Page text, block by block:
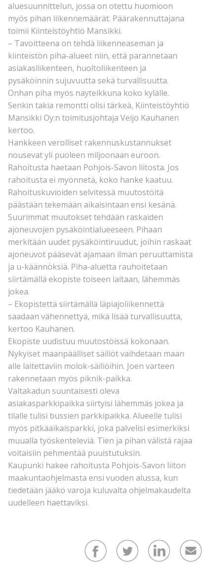
aluesuunnittelun, jossa on otettu huomioon
myös pihan liikennemäärät. Päärakennuttajana
toimii Kiinteistöyhtiö Mansikki.
– Tavoitteena on tehdä liikenneaseman ja
kiinteistön piha-alueet niin, että parannetaan
asiakasliikenteen, huoltoliikenteen ja
pysäköinnin sujuvuutta sekä turvallisuutta.
Onhan piha myös näyteikkuna koko kylälle.
Senkin takia remontti olisi tärkeä, Kiinteistöyhtiö
Mansikki Oy:n toimitusjohtaja Veijo Kauhanen
kertoo.
Hankkeen verolliset rakennuskustannukset
nousevat yli puoleen miljoonaan euroon.
Rahoitusta haetaan Pohjois-Savon liitosta. Jos
rahoitusta ei myönnetä, koko hanke kaatuu.
Rahoituskuvioiden selvitessä muutostöitä
päästään tekemään aikaisintaan ensi kesänä.
Suurimmat muutokset tehdään raskaiden
ajoneuvojen pysäköintialueeseen. Pihaan
merkitään uudet pysäköintiruudut, joihin raskaat
ajoneuvot pääsevät ajamaan ilman peruuttamista
ja u-käännöksiä. Piha-aluetta rauhoitetaan
siirtämällä ekopiste toiseen laitaan, lähemmäs
jokea.
– Ekopistettä siirtämällä läpiajoliikennettä
saadaan vähennettyä, mikä lisää turvallisuutta,
kertoo Kauhanen.
Ekopiste uudistuu muutostöissä kokonaan.
Nykyiset maanpäälliset säiliöt vaihdetaan maan
alle laitettaviin molok-säiliöihin. Joen varteen
rakennetaan myös piknik-paikka.
Valtakadun suuntaisesti oleva
asiakasparkkipaikka siirtyisi lähemmäs jokea ja
tilalle tulisi bussien parkkipaikka. Alueelle tulisi
myös pitkäaikaisparkki, joka palvelisi esimerkiksi
muualla työskenteleviä. Tien ja pihan välistä rajaa
voitaisiin pehmentää puuistutuksin.
Kaupunki hakee rahoitusta Pohjois-Savon liiton
maakuntaohjelmasta ensi vuoden alussa, kun
tiedetään jääkö varoja kuluvalta ohjelmakaudelta
uudelleen haettaviksi.